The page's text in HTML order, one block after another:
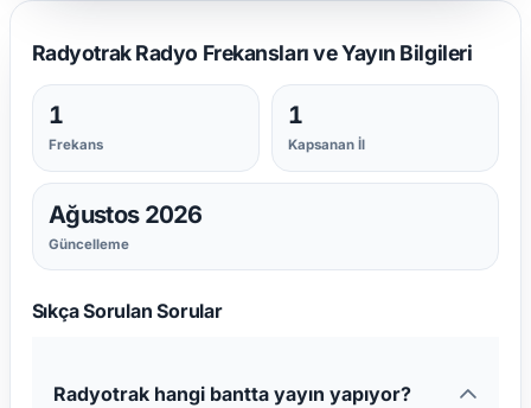
Radyotrak Radyo Frekansları ve Yayın Bilgileri
1
Frekans
1
Kapsanan İl
Ağustos 2026
Güncelleme
Sıkça Sorulan Sorular
Radyotrak hangi bantta yayın yapıyor?